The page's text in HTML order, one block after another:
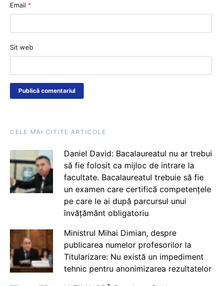
Email *
Sit web
CELE MAI CITITE ARTICOLE
Daniel David: Bacalaureatul nu ar trebui
să fie folosit ca mijloc de intrare la
facultate. Bacalaureatul trebuie să fie
un examen care certifică competențele
pe care le ai după parcursul unui
învățământ obligatoriu
Ministrul Mihai Dimian, despre
publicarea numelor profesorilor la
Titularizare: Nu există un impediment
tehnic pentru anonimizarea rezultatelor